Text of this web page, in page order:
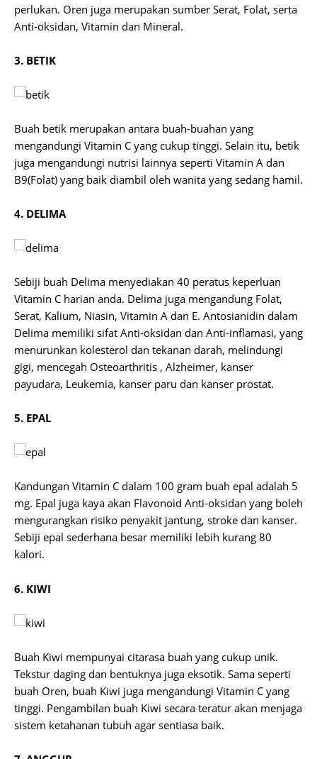
perlukan. Oren juga merupakan sumber Serat, Folat, serta
Anti-oksidan, Vitamin dan Mineral.
3. BETIK
Buah betik merupakan antara buah-buahan yang
mengandungi Vitamin C yang cukup tinggi. Selain itu, betik
juga mengandungi nutrisi lainnya seperti Vitamin A dan
B9(Folat) yang baik diambil oleh wanita yang sedang hamil.
4. DELIMA
Sebiji buah Delima menyediakan 40 peratus keperluan
Vitamin C harian anda. Delima juga mengandung Folat,
Serat, Kalium, Niasin, Vitamin A dan E. Antosianidin dalam
Delima memiliki sifat Anti-oksidan dan Anti-inflamasi, yang
menurunkan kolesterol dan tekanan darah, melindungi
gigi, mencegah Osteoarthritis , Alzheimer, kanser
payudara, Leukemia, kanser paru dan kanser prostat.
5. EPAL
Kandungan Vitamin C dalam 100 gram buah epal adalah 5
mg. Epal juga kaya akan Flavonoid Anti-oksidan yang boleh
mengurangkan risiko penyakit jantung, stroke dan kanser.
Sebiji epal sederhana besar memiliki lebih kurang 80
kalori.
6. KIWI
Buah Kiwi mempunyai citarasa buah yang cukup unik.
Tekstur daging dan bentuknya juga eksotik. Sama seperti
buah Oren, buah Kiwi juga mengandungi Vitamin C yang
tinggi. Pengambilan buah Kiwi secara teratur akan menjaga
sistem ketahanan tubuh agar sentiasa baik.